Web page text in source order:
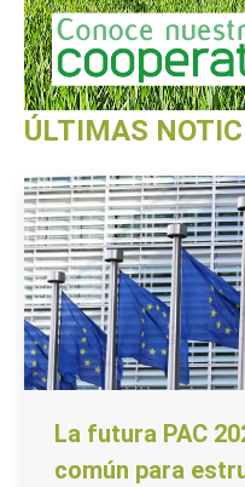
ÚLTIMAS
La futura PAC
común para